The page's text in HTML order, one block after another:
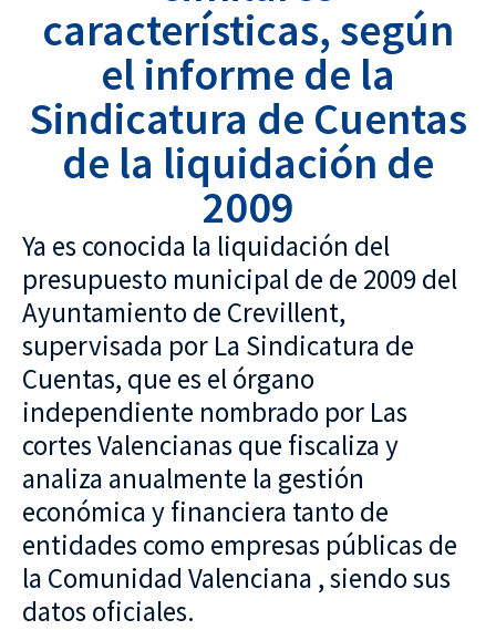
características, según
el informe de la
Sindicatura de Cuentas
de la liquidación de
2009
Ya es conocida la liquidación del
presupuesto municipal de de 2009 del
Ayuntamiento de Crevillent,
supervisada por La Sindicatura de
Cuentas, que es el órgano
independiente nombrado por Las
cortes Valencianas que fiscaliza y
analiza anualmente la gestión
económica y financiera tanto de
entidades como empresas públicas de
la Comunidad Valenciana , siendo sus
datos oficiales.